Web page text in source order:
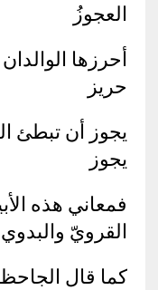
العجوزُ
أحرزها
حريز
يجوز أن تبطئ
يجوز
فمعاني هذه
القرويّ
كما قال الجاحظ